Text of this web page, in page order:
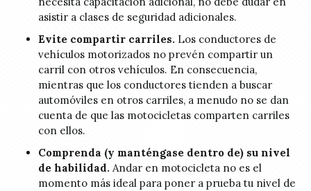
asistir a clases de seguridad adicionales.
Evite compartir carriles. Los conductores de
vehículos motorizados no prevén compartir un
carril con otros vehículos. En consecuencia,
mientras que los conductores tienden a buscar
automóviles en otros carriles, a menudo no se dan
cuenta de que las motocicletas comparten carriles
con ellos.
Comprenda (y manténgase dentro de) su nivel
de habilidad. Andar en motocicleta no es el
momento más ideal para poner a prueba tu nivel de